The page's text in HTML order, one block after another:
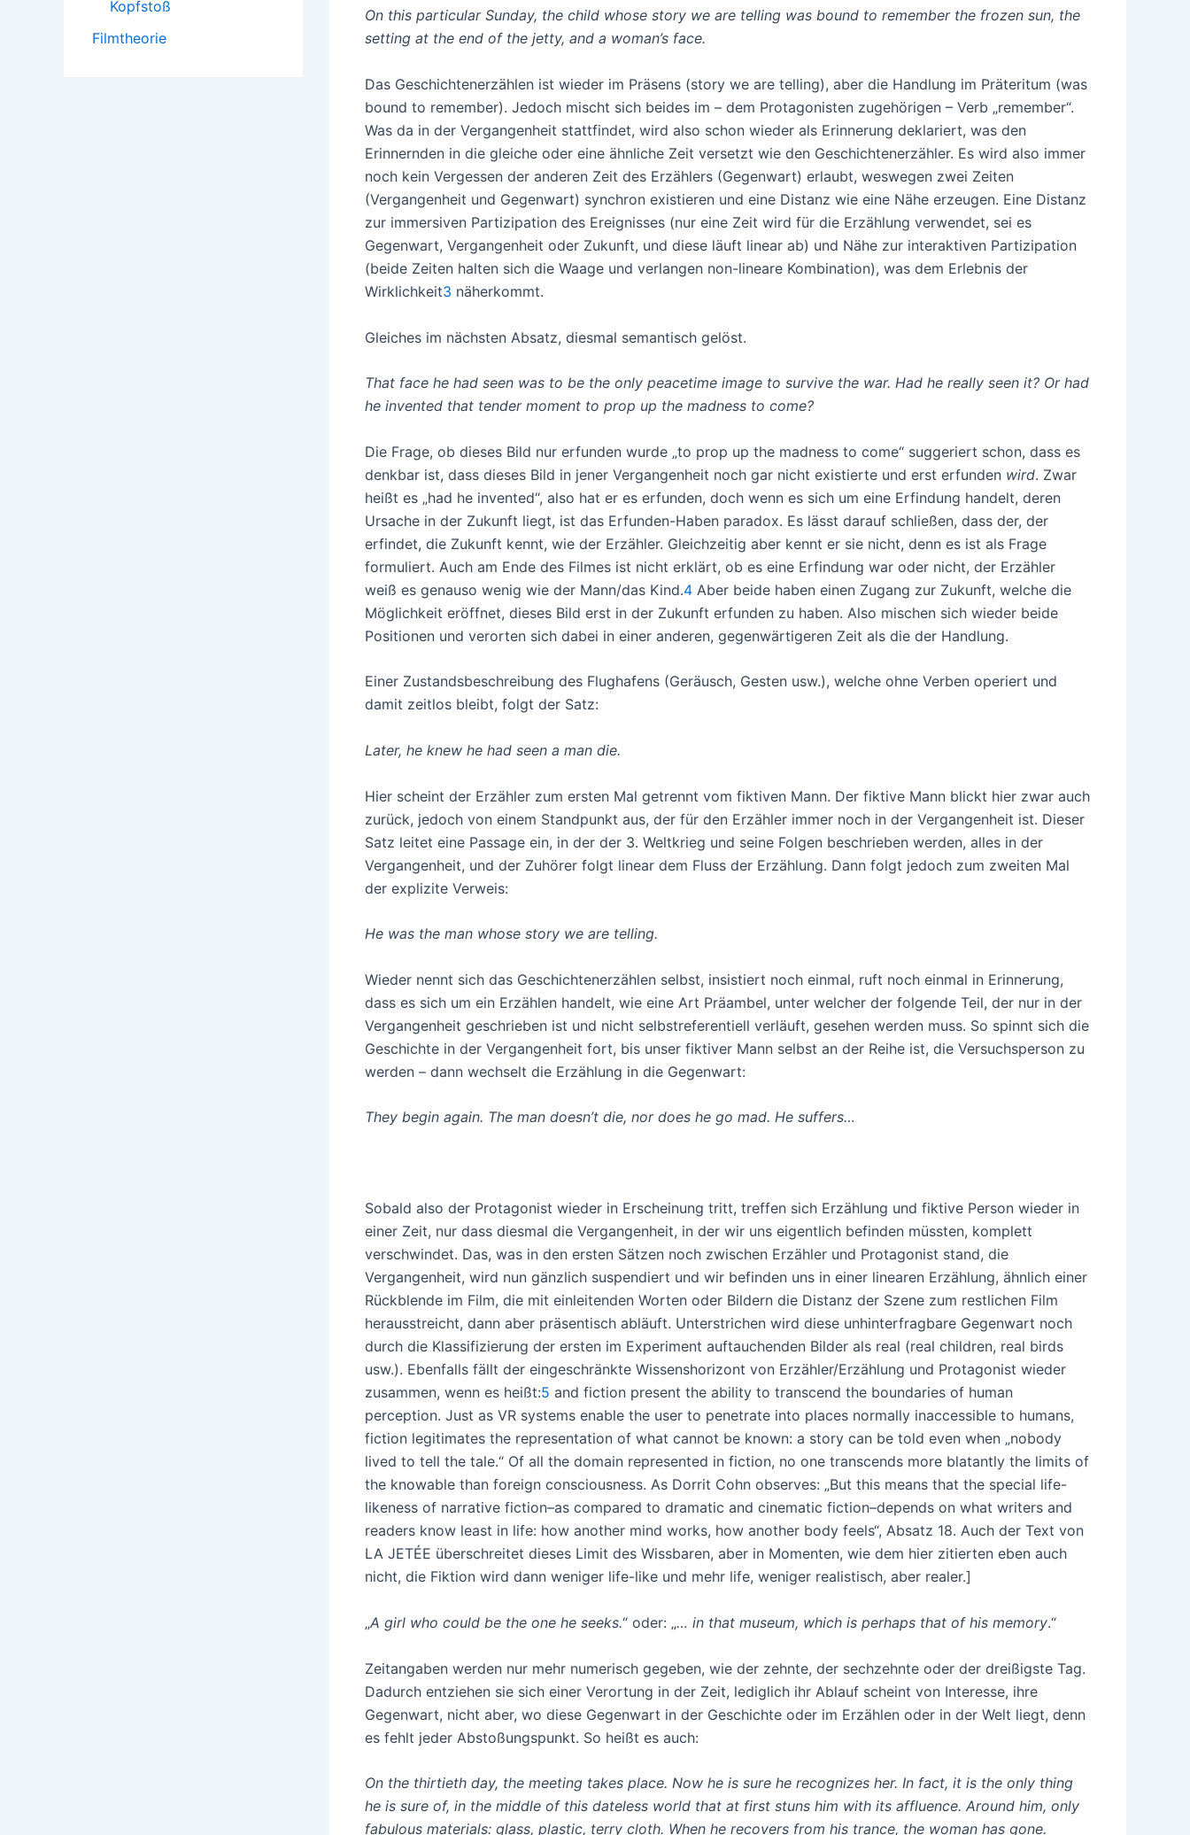
Kopfstoß
Filmtheorie
On this particular Sunday, the child whose story we are telling was bound to remember the frozen sun, the
setting at the end of the jetty, and a woman’s face.
Das Geschichtenerzählen ist wieder im Präsens (story we are telling), aber die Handlung im Präteritum (was
bound to remember). Jedoch mischt sich beides im – dem Protagonisten zugehörigen – Verb „remember“.
Was da in der Vergangenheit stattfindet, wird also schon wieder als Erinnerung deklariert, was den
Erinnernden in die gleiche oder eine ähnliche Zeit versetzt wie den Geschichtenerzähler. Es wird also immer
noch kein Vergessen der anderen Zeit des Erzählers (Gegenwart) erlaubt, weswegen zwei Zeiten
(Vergangenheit und Gegenwart) synchron existieren und eine Distanz wie eine Nähe erzeugen. Eine Distanz
zur immersiven Partizipation des Ereignisses (nur eine Zeit wird für die Erzählung verwendet, sei es
Gegenwart, Vergangenheit oder Zukunft, und diese läuft linear ab) und Nähe zur interaktiven Partizipation
(beide Zeiten halten sich die Waage und verlangen non-lineare Kombination), was dem Erlebnis der
Wirklichkeit3 näherkommt.
Gleiches im nächsten Absatz, diesmal semantisch gelöst.
That face he had seen was to be the only peacetime image to survive the war. Had he really seen it? Or had
he invented that tender moment to prop up the madness to come?
Die Frage, ob dieses Bild nur erfunden wurde „to prop up the madness to come“ suggeriert schon, dass es
denkbar ist, dass dieses Bild in jener Vergangenheit noch gar nicht existierte und erst erfunden wird. Zwar
heißt es „had he invented“, also hat er es erfunden, doch wenn es sich um eine Erfindung handelt, deren
Ursache in der Zukunft liegt, ist das Erfunden-Haben paradox. Es lässt darauf schließen, dass der, der
erfindet, die Zukunft kennt, wie der Erzähler. Gleichzeitig aber kennt er sie nicht, denn es ist als Frage
formuliert. Auch am Ende des Filmes ist nicht erklärt, ob es eine Erfindung war oder nicht, der Erzähler
weiß es genauso wenig wie der Mann/das Kind.4 Aber beide haben einen Zugang zur Zukunft, welche die
Möglichkeit eröffnet, dieses Bild erst in der Zukunft erfunden zu haben. Also mischen sich wieder beide
Positionen und verorten sich dabei in einer anderen, gegenwärtigeren Zeit als die der Handlung.
Einer Zustandsbeschreibung des Flughafens (Geräusch, Gesten usw.), welche ohne Verben operiert und
damit zeitlos bleibt, folgt der Satz:
Later, he knew he had seen a man die.
Hier scheint der Erzähler zum ersten Mal getrennt vom fiktiven Mann. Der fiktive Mann blickt hier zwar auch
zurück, jedoch von einem Standpunkt aus, der für den Erzähler immer noch in der Vergangenheit ist. Dieser
Satz leitet eine Passage ein, in der der 3. Weltkrieg und seine Folgen beschrieben werden, alles in der
Vergangenheit, und der Zuhörer folgt linear dem Fluss der Erzählung. Dann folgt jedoch zum zweiten Mal
der explizite Verweis:
He was the man whose story we are telling.
Wieder nennt sich das Geschichtenerzählen selbst, insistiert noch einmal, ruft noch einmal in Erinnerung,
dass es sich um ein Erzählen handelt, wie eine Art Präambel, unter welcher der folgende Teil, der nur in der
Vergangenheit geschrieben ist und nicht selbstreferentiell verläuft, gesehen werden muss. So spinnt sich die
Geschichte in der Vergangenheit fort, bis unser fiktiver Mann selbst an der Reihe ist, die Versuchsperson zu
werden – dann wechselt die Erzählung in die Gegenwart:
They begin again. The man doesn’t die, nor does he go mad. He suffers…
Sobald also der Protagonist wieder in Erscheinung tritt, treffen sich Erzählung und fiktive Person wieder in
einer Zeit, nur dass diesmal die Vergangenheit, in der wir uns eigentlich befinden müssten, komplett
verschwindet. Das, was in den ersten Sätzen noch zwischen Erzähler und Protagonist stand, die
Vergangenheit, wird nun gänzlich suspendiert und wir befinden uns in einer linearen Erzählung, ähnlich einer
Rückblende im Film, die mit einleitenden Worten oder Bildern die Distanz der Szene zum restlichen Film
herausstreicht, dann aber präsentisch abläuft. Unterstrichen wird diese unhinterfragbare Gegenwart noch
durch die Klassifizierung der ersten im Experiment auftauchenden Bilder als real (real children, real birds
usw.). Ebenfalls fällt der eingeschränkte Wissenshorizont von Erzähler/Erzählung und Protagonist wieder
zusammen, wenn es heißt:5 and fiction present the ability to transcend the boundaries of human
perception. Just as VR systems enable the user to penetrate into places normally inaccessible to humans,
fiction legitimates the representation of what cannot be known: a story can be told even when „nobody
lived to tell the tale.“ Of all the domain represented in fiction, no one transcends more blatantly the limits of
the knowable than foreign consciousness. As Dorrit Cohn observes: „But this means that the special life-
likeness of narrative fiction–as compared to dramatic and cinematic fiction–depends on what writers and
readers know least in life: how another mind works, how another body feels“, Absatz 18. Auch der Text von
LA JETÉE überschreitet dieses Limit des Wissbaren, aber in Momenten, wie dem hier zitierten eben auch
nicht, die Fiktion wird dann weniger life-like und mehr life, weniger realistisch, aber realer.]
„A girl who could be the one he seeks.“ oder: „… in that museum, which is perhaps that of his memory.“
Zeitangaben werden nur mehr numerisch gegeben, wie der zehnte, der sechzehnte oder der dreißigste Tag.
Dadurch entziehen sie sich einer Verortung in der Zeit, lediglich ihr Ablauf scheint von Interesse, ihre
Gegenwart, nicht aber, wo diese Gegenwart in der Geschichte oder im Erzählen oder in der Welt liegt, denn
es fehlt jeder Abstoßungspunkt. So heißt es auch:
On the thirtieth day, the meeting takes place. Now he is sure he recognizes her. In fact, it is the only thing
he is sure of, in the middle of this dateless world that at first stuns him with its affluence. Around him, only
fabulous materials: glass, plastic, terry cloth. When he recovers from his trance, the woman has gone.